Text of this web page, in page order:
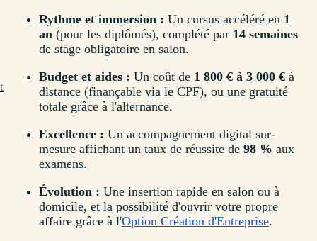
Rythme et immersion : Un cursus accéléré en 1
an (pour les diplômés), complété par 14 semaines
de stage obligatoire en salon.
Budget et aides : Un coût de 1 800 € à 3 000 € à
distance (finançable via le CPF), ou une gratuité
totale grâce à l'alternance.
Excellence : Un accompagnement digital sur-
mesure affichant un taux de réussite de 98 % aux
examens.
Évolution : Une insertion rapide en salon ou à
domicile, et la possibilité d'ouvrir votre propre
affaire grâce à l'Option Création d'Entreprise.